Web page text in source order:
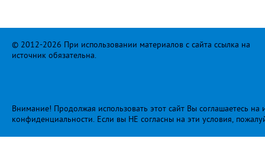
© 2012-2026 При использовании материалов с сайта ссылка на
источник обязательна.
Внимание! Продолжая использовать этот сайт Вы соглашаетесь
конфиденциальности. Если вы НЕ согласны на эти условия,